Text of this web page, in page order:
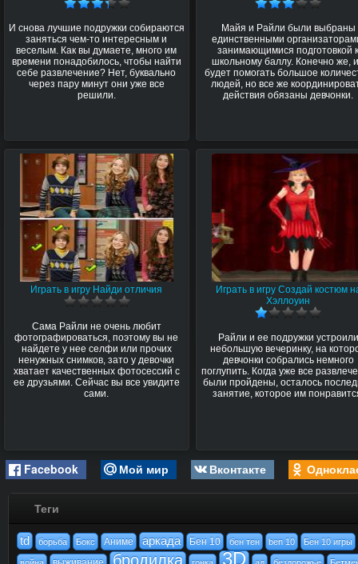
И снова лучшие подружки собираются
заняться чем-то интересным и
веселым. Как вы думаете, много им
времени понадобилось, чтобы найти
себе развлечение? Нет, буквально
через пару минут они уже все
решили.
Майя и Райли были выбраны
единственными
занимающимися подготовкой
школьному баллу. Конечно же,
будет помогать большое
людей, но все же
действия обязаны девчонки.
Играть в игру Найди отличия
Сама Райли не очень любит
фотографироваться, поэтому вы не
найдете у нее селфи или прочих
ненужных снимков, зато у девочки
хватает качественных фотосессий с
ее друзьями. Сейчас вы все увидите
сами.
Играть в игру Создай костюм
Хэллоуин
Райли и ее подружки устроили
небольшую вечеринку, на
девчонки собрались немного
поглупить. Когда уже все
были пройдены, осталось
занятие, которое им
Facebook Мой мир Вконтакте
Теги
td борьба Бокс Аниме аркада Бен 10 бен тен ben 10 Бен 10 игры
бродилка 3D